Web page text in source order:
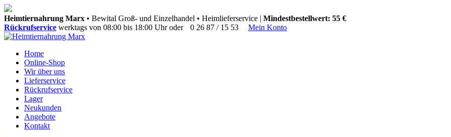
Springen
Sie
zum
Heimtiernahrung Marx • Bewital Groß- und Einzelhandel • Heimlieferservice | Mindestbestellwert: 55 €
Rückrufservice werktags von 08:00 bis 18:00 Uhr oder 0 26 87 / 15 53 Mein Konto
Home
Online-Shop
Wir über uns
Lieferservice
Rückrufservice
Lager
Neukunden
Angebote
Kontakt